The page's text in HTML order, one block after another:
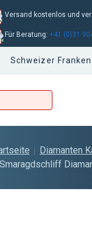
Versand kostenlos und
Für Beratung: +41 (0)31
Diamanten
Smaragdschliff